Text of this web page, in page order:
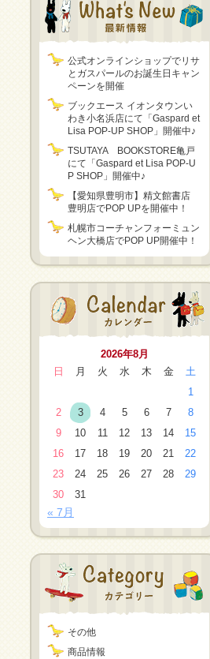
公式オンラインショップでリサ
とガスパールのお誕生日キャン
ペーンを開催
ブックエース イオンタウンい
わき小名浜店にて「Gaspard et
Lisa POP-UP SHOP」開催中♪
TSUTAYA BOOKSTORE亀戸
にて「Gaspard et Lisa POP-U
P SHOP」開催中♪
【愛知県豊明市】精文館書店
豊明店でPOP UPを開催中！
札幌市コーチャンフォーミュン
ヘン大橋店でPOP UP開催中！
2026年8月
日
月 火 水 木 金
土
1
2
3 4 5 6 7
8
9
10 11 12 13 14
15
16
17 18 19 20 21
22
23
24 25 26 27 28
29
30
31
« 7月
その他
商品情報